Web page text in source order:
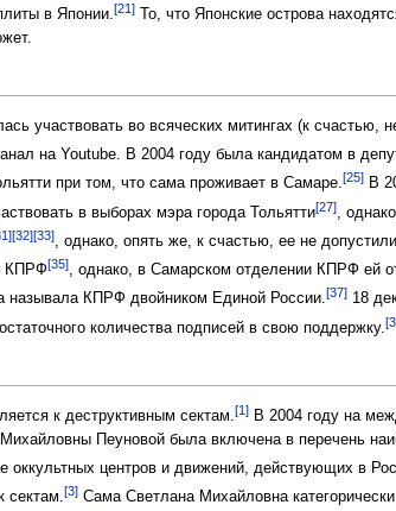
в Японии.[21]То, что Японские острова
участвовать во всяческих митингах (к счастью,
на Youtube. В 2004 году была кандидатом в
при том, что сама проживает в Самаре.[25]В
в выборах мэра города Тольятти[27],
[32][33], однако, опять же, к счастью, ее не
КПРФ[35], однако, в Самарском отделении КПРФ ей
называла КПРФ двойником Единой России.[37]18
количества подписей в свою поддержку.
к деструктивным сектам.[1]В 2004 году на
Пеуновой была включена в перечень
оккультных центров и движений, действующих в
сектам.[3]Сама Светлана Михайловна